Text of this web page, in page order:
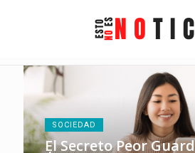
SOCIEDAD
El Secreto Peor